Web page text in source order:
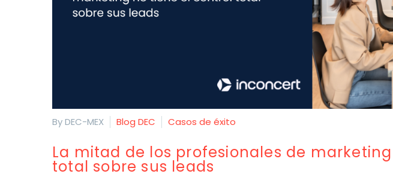
By DEC-MEX Blog DEC Casos de éxito
La mitad de los profesionales de
total sobre sus leads